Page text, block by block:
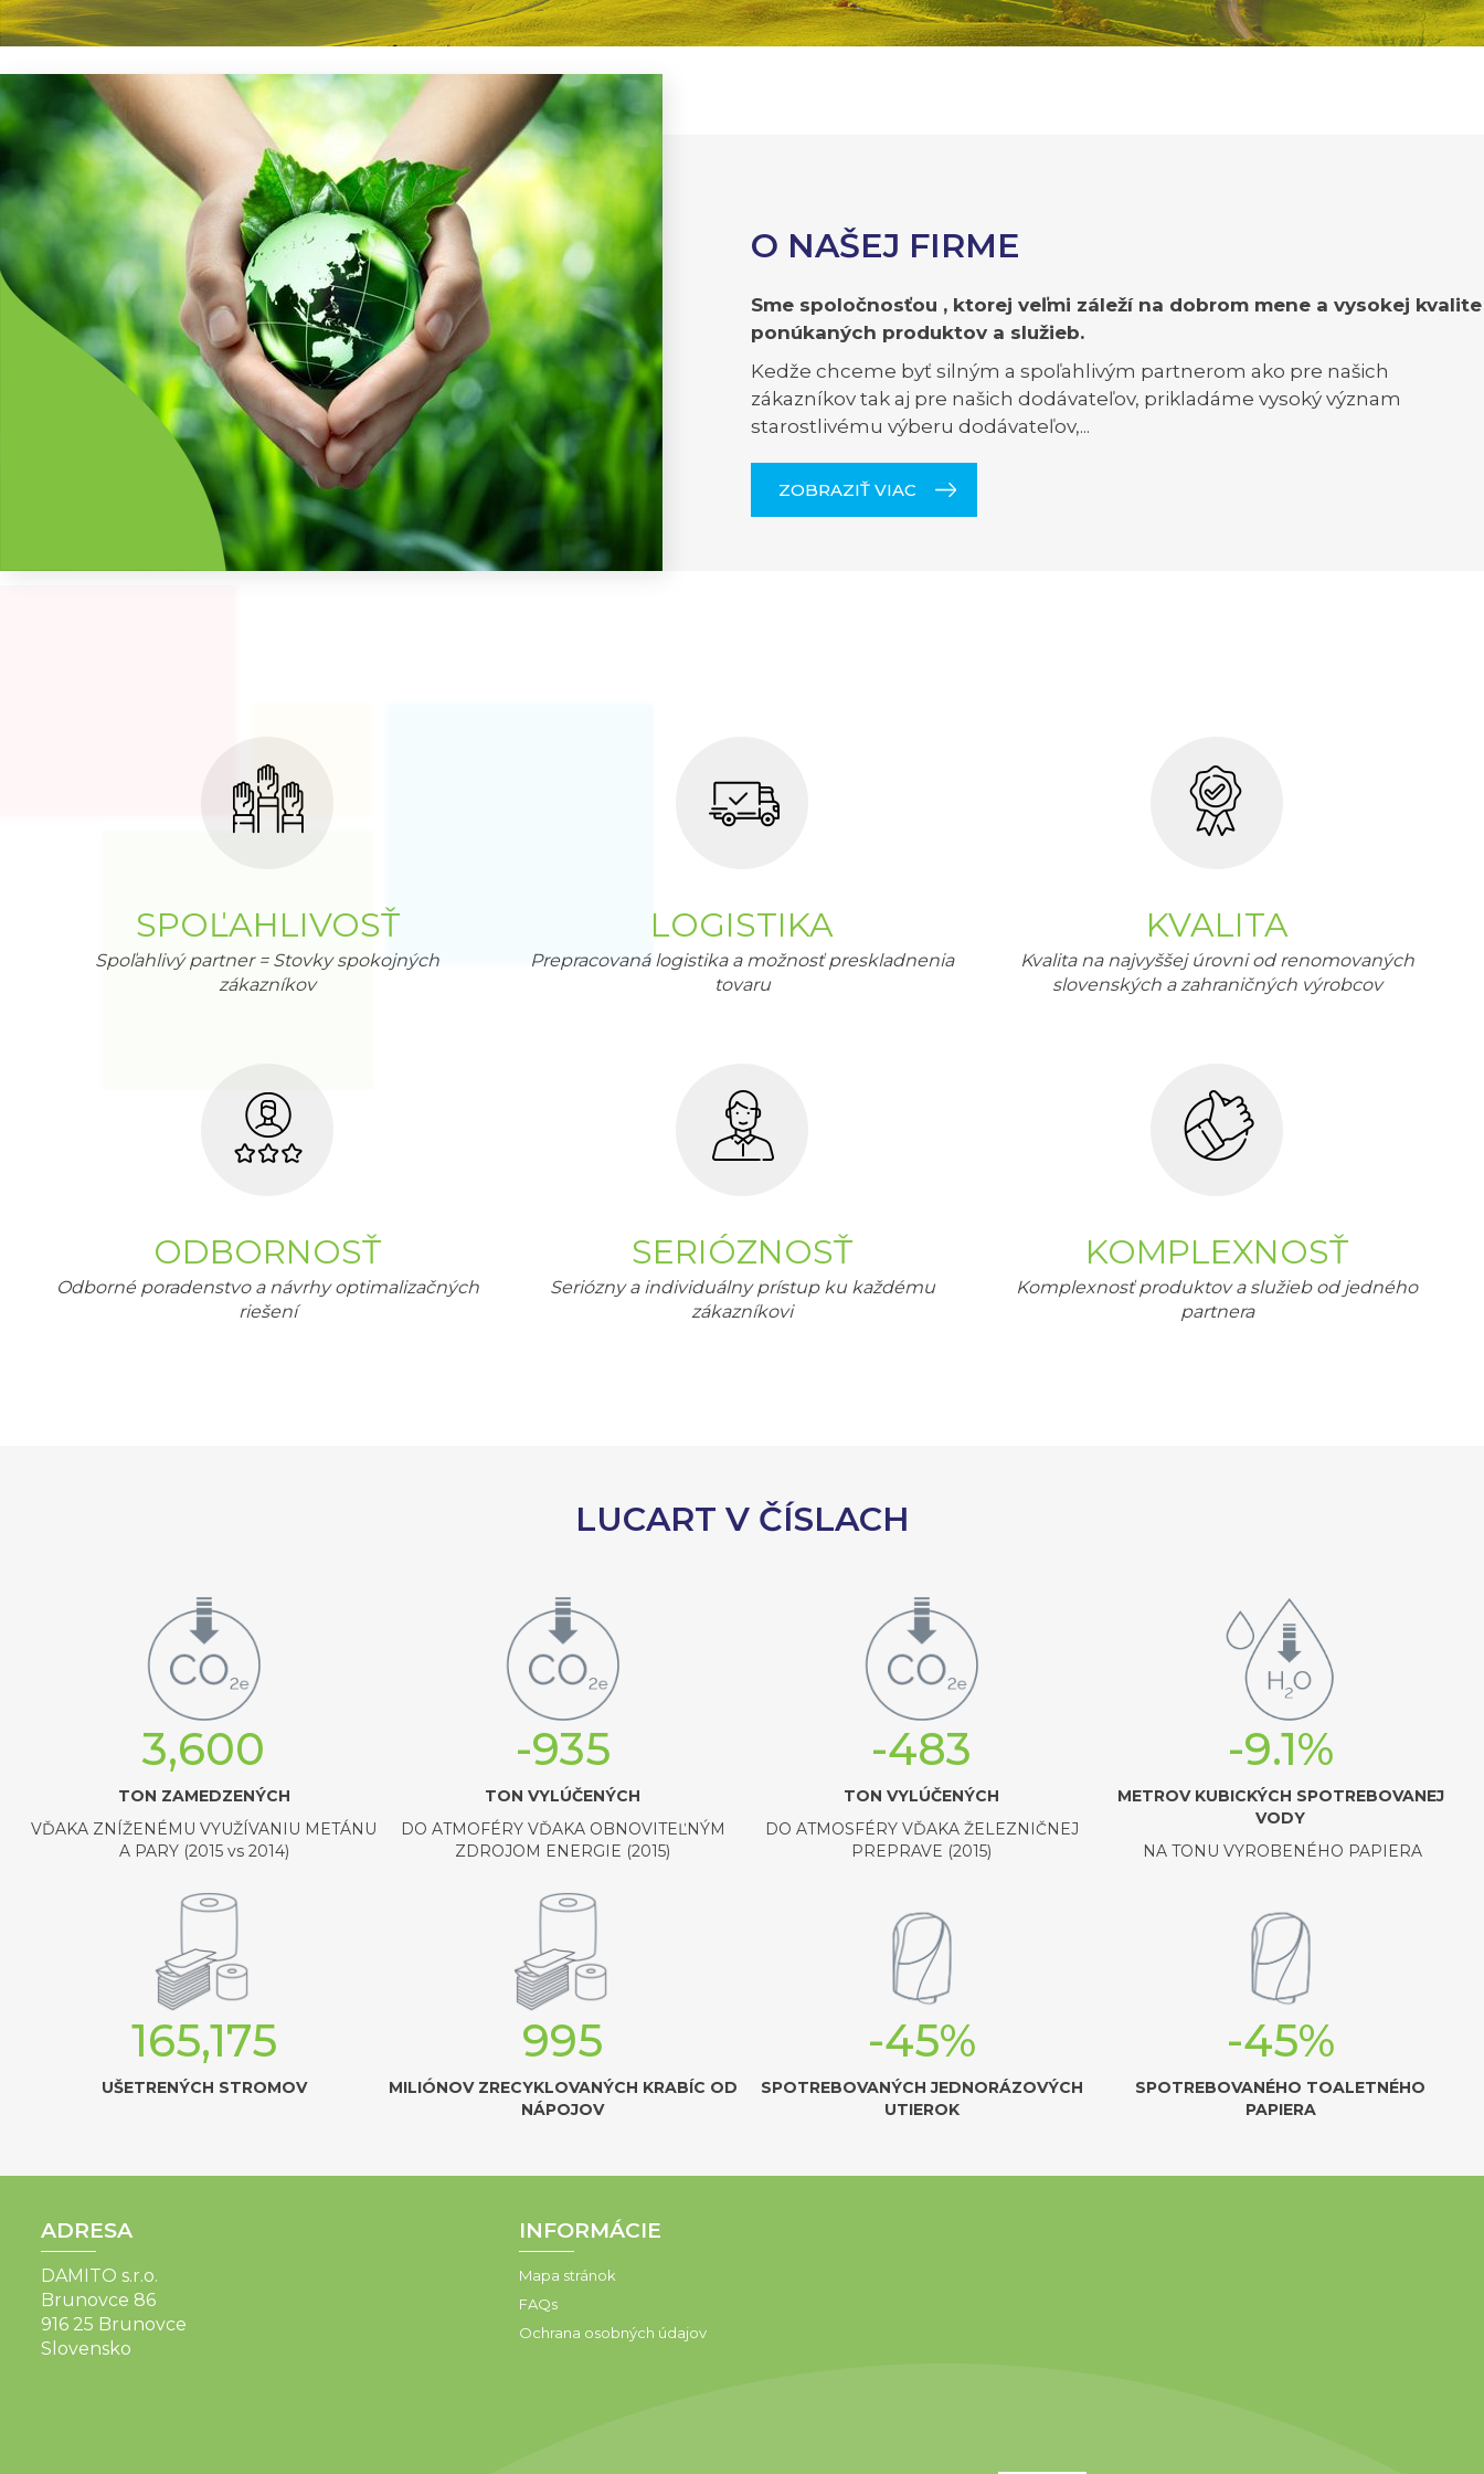
O NAŠEJ FIRME
Sme spoločnosťou , ktorej veľmi záleží na dobrom mene a vysokej kvalite
ponúkaných produktov a služieb.
Kedže chceme byť silným a spoľahlivým partnerom ako pre našich
zákazníkov tak aj pre našich dodávateľov, prikladáme vysoký význam
starostlivému výberu dodávateľov,...
ZOBRAZIŤ VIAC
SPOĽAHLIVOSŤ
Spoľahlivý partner = Stovky spokojných
zákazníkov
LOGISTIKA
Prepracovaná logistika a možnosť preskladnenia
tovaru
KVALITA
Kvalita na najvyššej úrovni od renomovaných
slovenských a zahraničných výrobcov
ODBORNOSŤ
Odborné poradenstvo a návrhy optimalizačných
riešení
SERIÓZNOSŤ
Seriózny a individuálny prístup ku každému
zákazníkovi
KOMPLEXNOSŤ
Komplexnosť produktov a služieb od jedného
partnera
LUCART V ČÍSLACH
3,600
TON ZAMEDZENÝCH
VĎAKA ZNÍŽENÉMU VYUŽÍVANIU METÁNU
A PARY (2015 vs 2014)
-935
TON VYLÚČENÝCH
DO ATMOFÉRY VĎAKA OBNOVITEĽNÝM
ZDROJOM ENERGIE (2015)
-483
TON VYLÚČENÝCH
DO ATMOSFÉRY VĎAKA ŽELEZNIČNEJ
PREPRAVE (2015)
-9.1%
METROV KUBICKÝCH SPOTREBOVANEJ
VODY
NA TONU VYROBENÉHO PAPIERA
165,175
UŠETRENÝCH STROMOV
995
MILIÓNOV ZRECYKLOVANÝCH KRABÍC OD
NÁPOJOV
-45%
SPOTREBOVANÝCH JEDNORÁZOVÝCH
UTIEROK
-45%
SPOTREBOVANÉHO TOALETNÉHO
PAPIERA
ADRESA
DAMITO s.r.o.
Brunovce 86
916 25 Brunovce
Slovensko
INFORMÁCIE
Mapa stránok
FAQs
Ochrana osobných údajov